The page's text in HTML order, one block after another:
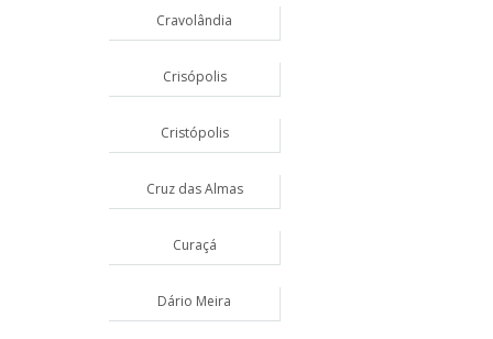
Cravolândia
Crisópolis
Cristópolis
Cruz das Almas
Curaçá
Dário Meira